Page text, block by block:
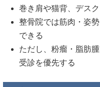
巻き肩や猫背、デス
整骨院では筋肉・姿
できる
ただし、粉瘤・脂肪
受診を優先する